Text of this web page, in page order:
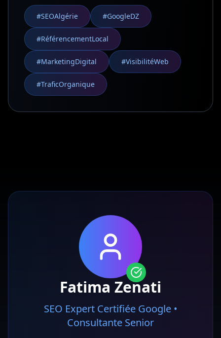
#SEOAlgérie #GoogleDZ
#RéférencementLocal
#MarketingDigital #VisibilitéWeb
#TraficOrganique
Fatima Zenati
SEO Expert Certifiée Google •
Consultante Senior